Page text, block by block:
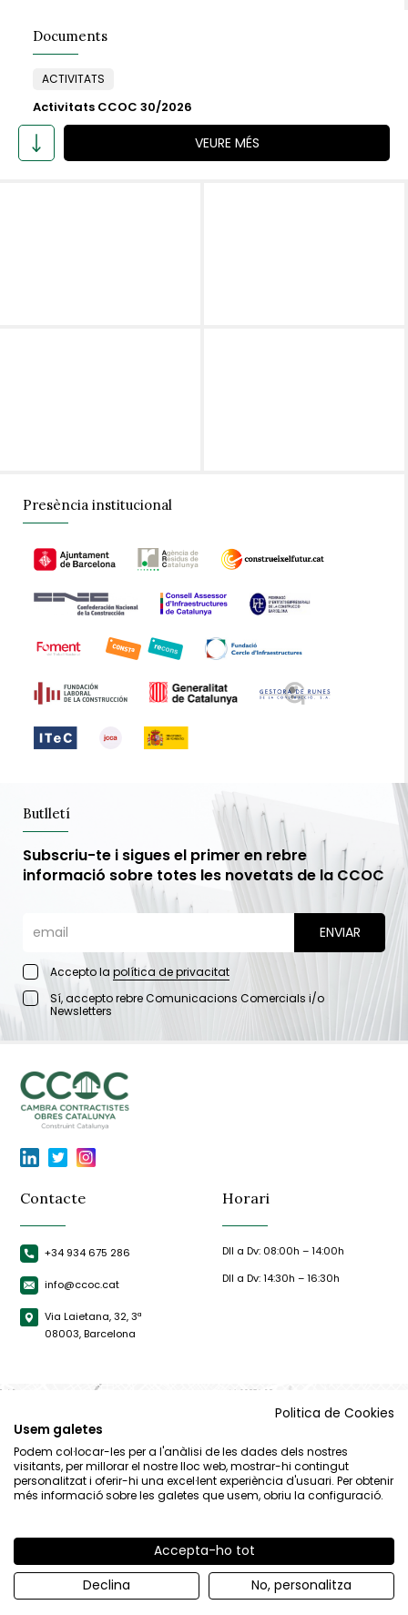
Documents
ACTIVITATS
Activitats CCOC 30/2026
VEURE MÉS
Presència institucional
Butlletí
Subscriu-te i sigues el primer en rebre
informació sobre totes les novetats de la CCOC
Accepto la política de privacitat
Sí, accepto rebre Comunicacions Comercials i/o
Newsletters
Contacte
+34 934 675 286
info@ccoc.cat
Via Laietana, 32, 3ª
08003, Barcelona
Horari
Dll a Dv: 08:00h – 14:00h
Dll a Dv: 14:30h – 16:30h
Avís Legal Política de privacitat | Política de cookies
By 100x100.net
Politica de Cookies
Usem galetes
Podem col·locar-les per a l'anàlisi de les dades dels nostres
visitants, per millorar el nostre lloc web, mostrar-hi contingut
personalitzat i oferir-hi una excel·lent experiència d'usuari. Per obtenir
més informació sobre les galetes que usem, obriu la configuració.
Accepta-ho tot
Declina
No, personalitza